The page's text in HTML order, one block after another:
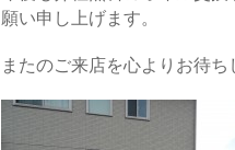
願い申し上げます。
またのご来店を心よりお待